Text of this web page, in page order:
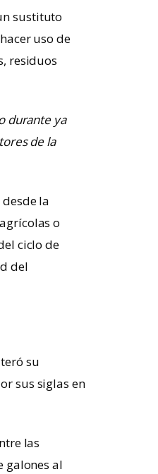
sustituto
uso de
residuos
durante ya
de la
desde la
o
ciclo de
del
su
sus siglas en
las
galones al